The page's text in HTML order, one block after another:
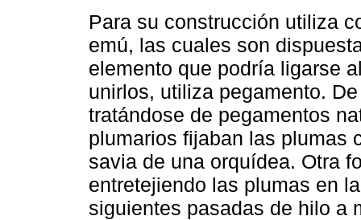
Para su construcción utiliza
emú, las cuales son
elemento que podría ligarse
unirlos, utiliza pegamento.
tratándose de pegamentos
plumarios fijaban las plumas
savia de una orquídea. Otra
entretejiendo las plumas en
siguientes pasadas de hilo a